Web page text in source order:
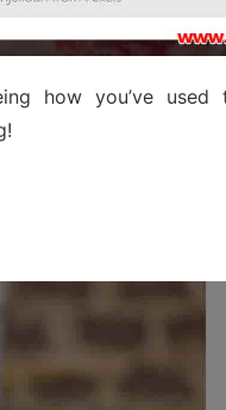
how you’ve used